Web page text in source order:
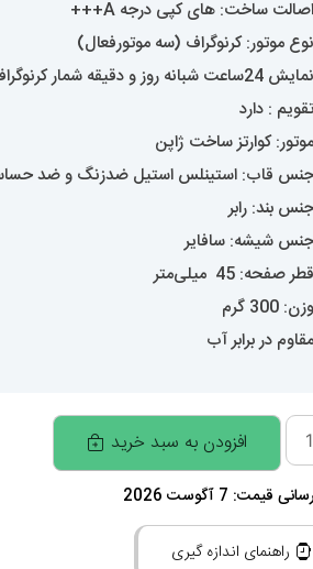
اصالت ساخت: های کپی درجه A+++
نوع موتور: کرنوگراف (سه موتورفعال)
نمایش 24ساعت شبانه روز و دقیقه شمار کرنوگراف
تقویم : دارد
موتور: کوارتز ساخت ژاپن
جنس قاب: استینلس استیل ضدزنگ و ضد
جنس بند: رابر
جنس شیشه: سافایر
قطر صفحه: 45 میلی‌متر
وزن: 300 گرم
مقاوم در برابر آب
افزودن به سبد خرید
قیمت: 7 آگوست 2026
راهنمای اندازه گیری